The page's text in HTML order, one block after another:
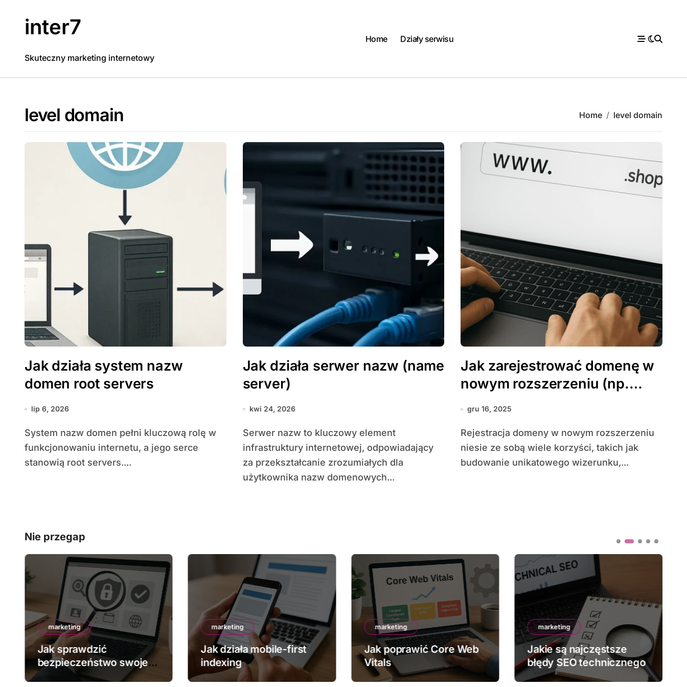
inter7
Skuteczny marketing internetowy
Home Działy serwisu
level domain Home level domain
Jak działa system nazw
domen root servers
lip 6, 2026
System nazw domen pełni kluczową rolę w
funkcjonowaniu internetu, a jego serce
stanowią root servers....
Jak działa serwer nazw (name
server)
kwi 24, 2026
Serwer nazw to kluczowy element
infrastruktury internetowej, odpowiadający
za przekształcanie zrozumiałych dla
użytkownika nazw domenowych...
Jak zarejestrować domenę w
nowym rozszerzeniu (np.
.shop, .blog)
gru 16, 2025
Rejestracja domeny w nowym rozszerzeniu
niesie ze sobą wiele korzyści, takich jak
budowanie unikatowego wizerunku,...
Nie przegap
marketing
Jak sprawdzić
bezpieczeństwo swojej
strony
marketing
Jak działa mobile-first
indexing
marketing
Jak poprawić Core Web
Vitals
marketing
Jakie są najczęstsze
błędy SEO technicznego